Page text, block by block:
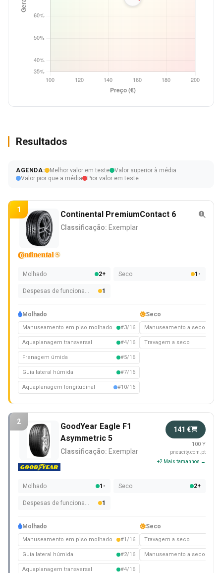
Resultados
AGENDA: Melhor valor em teste
Valor superior à média
Valor pior que a média
Pior valor em teste
1 Continental PremiumContact 6
Classificação: Exemplar
Molhado 2+ Seco 1-
Despesas de funcionamento 1
Molhado
Manuseamento em piso molhado #3/16
Aquaplanagem transversal #4/16
Frenagem úmida #5/16
Guia lateral húmida #7/16
Aquaplanagem longitudinal #10/16
Seco
Manuseamento a seco
Travagem a seco
2
GoodYear Eagle F1
Asymmetric 5
Classificação: Exemplar
141 €
100 Y
pneucity.com.pt
+2 Mais tamanhos →
Molhado 1- Seco 2+
Despesas de funcionamento 1
Molhado
Manuseamento em piso molhado #1/16
Guia lateral húmida #2/16
Aquaplanagem transversal #4/16
Seco
Travagem a seco
Manuseamento a seco